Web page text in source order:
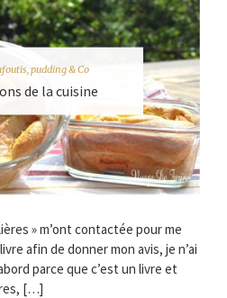
pudding & Co
de la cuisine
» m’ont contactée pour me
afin de donner mon avis, je n’ai
parce que c’est un livre et
[…]